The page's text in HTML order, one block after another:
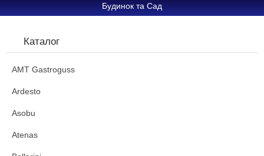
Будинок та Сад
Каталог
AMT Gastroguss
Ardesto
Asobu
Atenas